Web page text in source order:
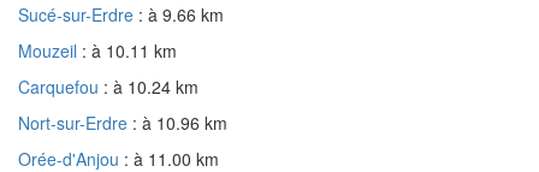
Sucé-sur-Erdre : à 9.66 km
Mouzeil : à 10.11 km
Carquefou : à 10.24 km
Nort-sur-Erdre : à 10.96 km
Orée-d'Anjou : à 11.00 km